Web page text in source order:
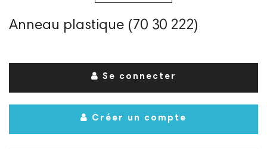
Anneau plastique (70 30 222)
Se connecter
Créer un compte